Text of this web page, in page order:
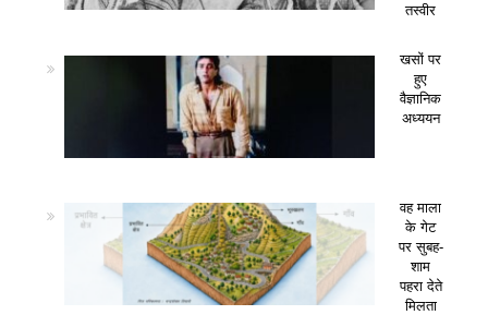
तस्वीर
खसों पर
हुए
वैज्ञानिक
अध्ययन
वह माला
के गेट
पर सुबह-
शाम
पहरा देते
मिलता